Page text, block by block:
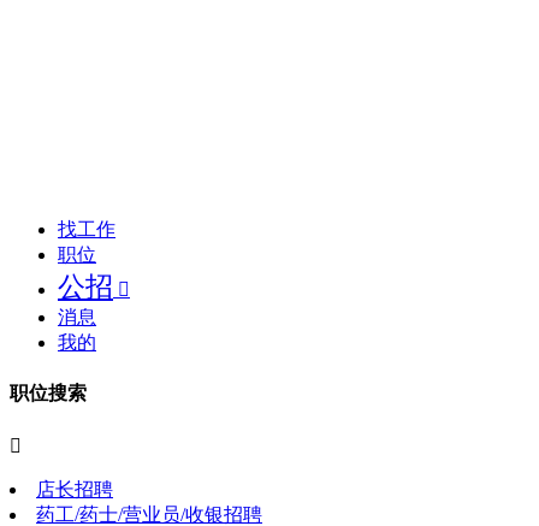
找工作
职位
公招 
消息
我的
职位搜索

店长招聘
药工/药士/营业员/收银招聘